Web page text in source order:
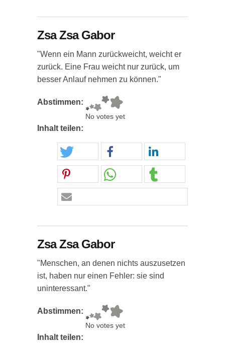
Zsa Zsa Gabor
"Wenn ein Mann zurückweicht, weicht er
zurück. Eine Frau weicht nur zurück, um
besser Anlauf nehmen zu können."
Abstimmen:
No votes yet
Inhalt teilen:
Zsa Zsa Gabor
"Menschen, an denen nichts auszusetzen
ist, haben nur einen Fehler: sie sind
uninteressant."
Abstimmen:
No votes yet
Inhalt teilen: